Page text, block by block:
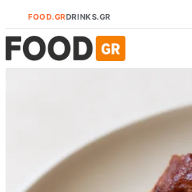
FOOD.GRDRINKS.GR